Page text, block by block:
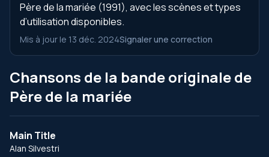
Père de la mariée (1991), avec les scènes et types
d’utilisation disponibles.
Mis à jour le 13 déc. 2024Signaler une correction
Chansons de la bande originale de
Père de la mariée
Main Title
Alan Silvestri